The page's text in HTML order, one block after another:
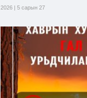
2026 | 5 сарын 27